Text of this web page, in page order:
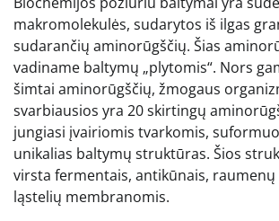
makromolekulės, sudarytos iš ilgas
sudarančių aminorūgščių. Šias
vadiname baltymų „plytomis“. Nors
šimtai aminorūgščių, žmogaus
svarbiausios yra 20 skirtingų
jungiasi įvairiomis tvarkomis,
unikalias baltymų struktūras. Šios
virsta fermentais, antikūnais,
ląstelių membranomis.